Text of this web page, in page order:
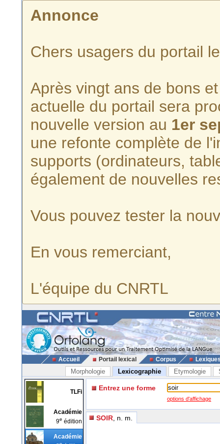
Annonce
Chers usagers du portail
Après vingt ans de bons
actuelle du portail sera
nouvelle version au 1er
une refonte complète de
supports (ordinateurs,
également de nouvelles
Vous pouvez tester la
En vous remerciant,
L'équipe du CNRTL
Accueil Portail lexical Corpus
Morphologie Lexicographie Etymologie
TLFi
Académie
9e édition
Académie
Entrez une forme
options d'affichage
SOIR , n. m.